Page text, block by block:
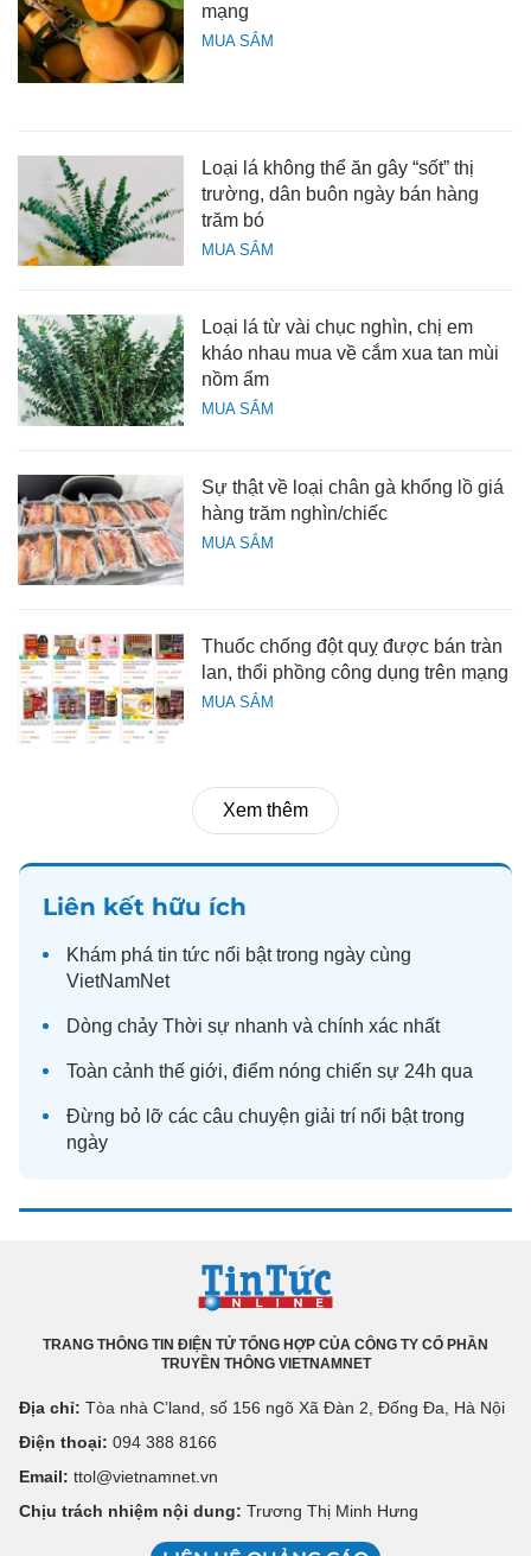
MUA SẮM
mạng
MUA SẮM
Loại lá không thể ăn gây “sốt” thị
trường, dân buôn ngày bán hàng
trăm bó
MUA SẮM
Loại lá từ vài chục nghìn, chị em
kháo nhau mua về cắm xua tan mùi
nồm ẩm
MUA SẮM
Sự thật về loại chân gà khổng lồ giá
hàng trăm nghìn/chiếc
MUA SẮM
Thuốc chống đột quỵ được bán tràn
lan, thổi phồng công dụng trên mạng
Xem thêm
Liên kết hữu ích
Khám phá tin tức nổi bật trong ngày cùng
VietNamNet
Dòng chảy Thời sự nhanh và chính xác nhất
Toàn cảnh thế giới, điểm nóng chiến sự 24h qua
Đừng bỏ lỡ các câu chuyện giải trí nổi bật trong
ngày
TRANG THÔNG TIN ĐIỆN TỬ TỔNG HỢP CỦA CÔNG TY CỔ PHẦN
TRUYỀN THÔNG VIETNAMNET
Địa chỉ: Tòa nhà C’land, số 156 ngõ Xã Đàn 2, Đống Đa, Hà Nội
Điện thoại: 094 388 8166
Email: ttol@vietnamnet.vn
Chịu trách nhiệm nội dung: Trương Thị Minh Hưng